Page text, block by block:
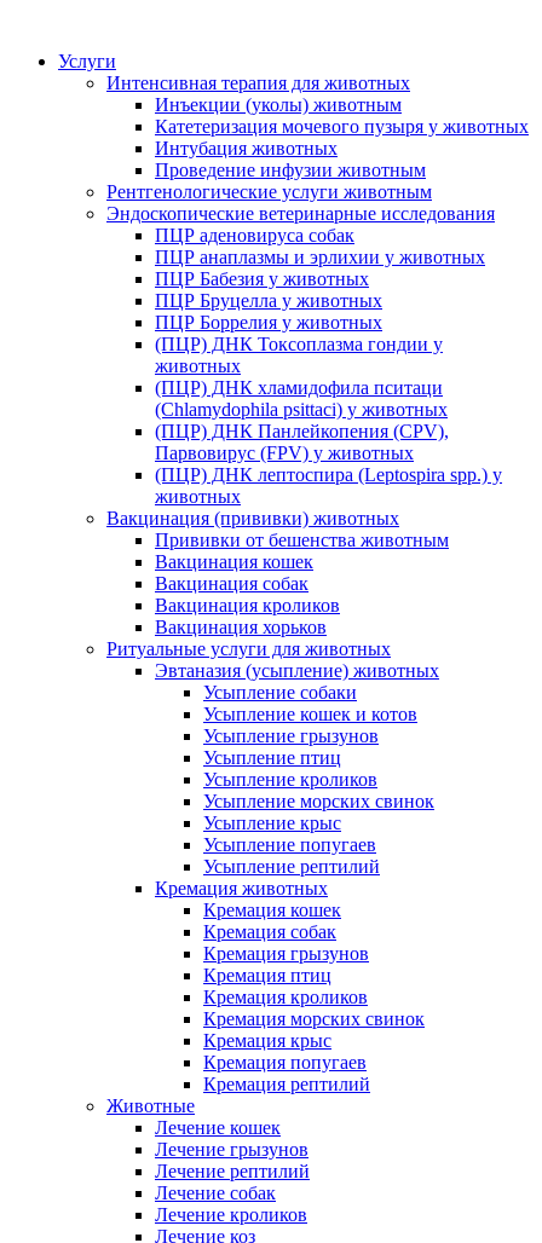
Услуги
Интенсивная терапия для животных
Инъекции (уколы) животным
Катетеризация мочевого пузыря у животных
Интубация животных
Проведение инфузии животным
Рентгенологические услуги животным
Эндоскопические ветеринарные исследования
ПЦР аденовируса собак
ПЦР анаплазмы и эрлихии у животных
ПЦР Бабезия у животных
ПЦР Бруцелла у животных
ПЦР Боррелия у животных
(ПЦР) ДНК Токсоплазма гондии у
животных
(ПЦР) ДНК хламидофила пситаци
(Chlamydophila psittaci) у животных
(ПЦР) ДНК Панлейкопения (CPV),
Парвовирус (FPV) у животных
(ПЦР) ДНК лептоспира (Leptospira spp.) у
животных
Вакцинация (прививки) животных
Прививки от бешенства животным
Вакцинация кошек
Вакцинация собак
Вакцинация кроликов
Вакцинация хорьков
Ритуальные услуги для животных
Эвтаназия (усыпление) животных
Усыпление собаки
Усыпление кошек и котов
Усыпление грызунов
Усыпление птиц
Усыпление кроликов
Усыпление морских свинок
Усыпление крыс
Усыпление попугаев
Усыпление рептилий
Кремация животных
Кремация кошек
Кремация собак
Кремация грызунов
Кремация птиц
Кремация кроликов
Кремация морских свинок
Кремация крыс
Кремация попугаев
Кремация рептилий
Животные
Лечение кошек
Лечение грызунов
Лечение рептилий
Лечение собак
Лечение кроликов
Лечение коз